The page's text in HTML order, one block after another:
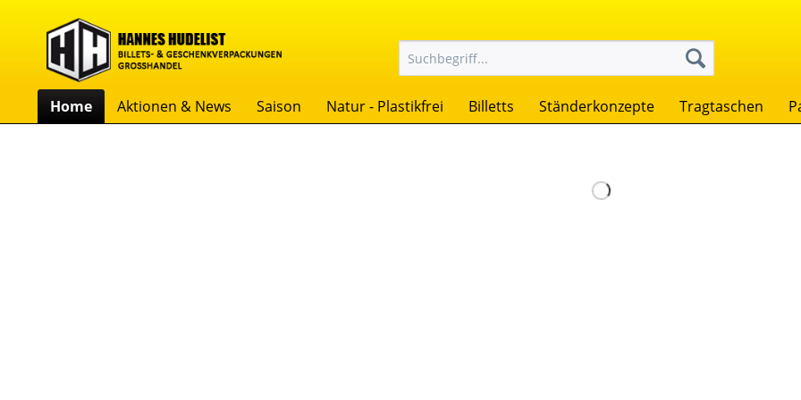
Home Aktionen & News Saison Natur - Plastikfrei Billetts Ständerkonzepte Tragtaschen